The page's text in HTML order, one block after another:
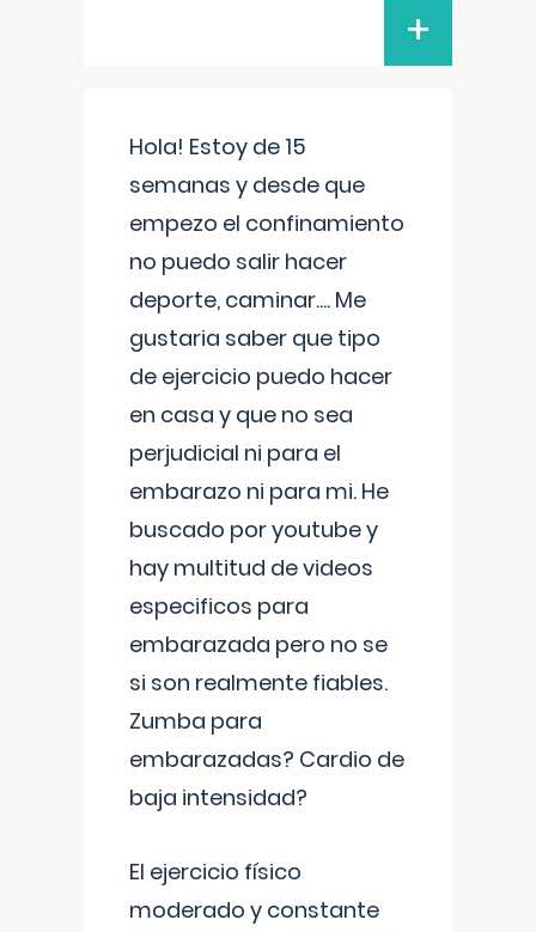
+
Hola! Estoy de 15
semanas y desde que
empezo el confinamiento
no puedo salir hacer
deporte, caminar.... Me
gustaria saber que tipo
de ejercicio puedo hacer
en casa y que no sea
perjudicial ni para el
embarazo ni para mi. He
buscado por youtube y
hay multitud de videos
especificos para
embarazada pero no se
si son realmente fiables.
Zumba para
embarazadas? Cardio de
baja intensidad?
El ejercicio físico
moderado y constante